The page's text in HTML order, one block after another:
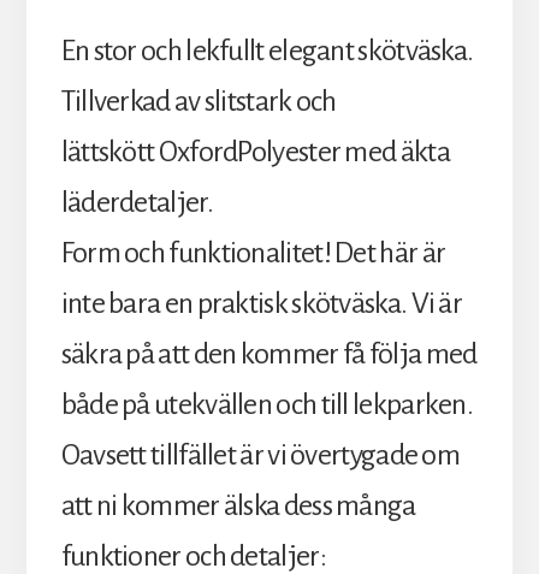
En stor och lekfullt elegant skötväska.
Tillverkad av slitstark och
lättskött OxfordPolyester med äkta
läderdetaljer.
Form och funktionalitet! Det här är
inte bara en praktisk skötväska. Vi är
säkra på att den kommer få följa med
både på utekvällen och till lekparken.
Oavsett tillfället är vi övertygade om
att ni kommer älska dess många
funktioner och detaljer: